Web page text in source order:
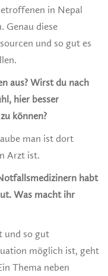
in Nepal
Genau diese
und so gut es
aus? Wirst du nach
hier besser
können?
man ist dort
Arzt ist.
habt
Was macht ihr
und so gut
möglich ist, geht
Thema neben